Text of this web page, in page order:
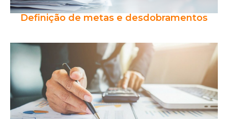
Definição de metas e desdobramentos